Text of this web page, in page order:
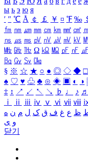
ы ь э ю я
′ ″ ℃ Å ￠ ￡ ￥ ¤ ℉ ‰
㎙ ㎚ ㎛ ㎜ ㎝ ㎞ ㎟ ㎠
㎱ ㎲ ㎳ ㎴ ㎵ ㎶ ㎷ ㎸
㎒ ㎓ ㎔ Ω ㏀ ㏁ ㎊ ㎋ ㎌
㏃ ㏉ ㏜ ㏆
§ ※ ☆ ★ ○ ● ◎ ◇ ◆ □
♠ ♡ ♥ ♧ ♣ ⊙ ◈ ▣ ◐ ◑
‡ ↕ ↗ ↙ ↖ ↘ ♭ ♩ ♪ ♬
ⅰ
ⅱ ⅲ ⅳ ⅴ ⅵ ⅶ ⅷ
ظ ع غ ف ق ک ل م ن ه
و ی
닫기